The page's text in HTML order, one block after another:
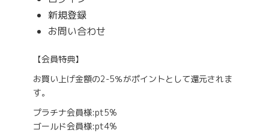
新規登録
お問い合わせ
【会員特典】
お買い上げ金額の2-5％がポイントとして還元されま
す。
プラチナ会員様:pt5%
ゴールド会員様:pt4%